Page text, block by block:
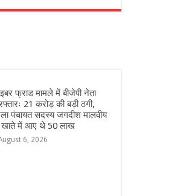
फ्राड मामले में बीजेपी नेता
21 करोड़ की बड़ी ठगी,
पंचायत सदस्य जगदीश मालवीय
में आए थे 50 लाख
6, 2026